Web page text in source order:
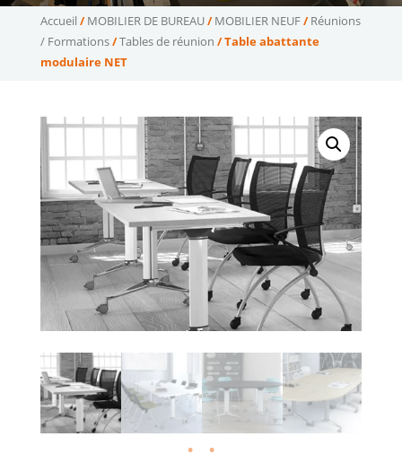
Accueil /MOBILIER DE BUREAU/MOBILIER NEUF/Réunions
/ Formations/Tables de réunion / Table abattante
modulaire NET